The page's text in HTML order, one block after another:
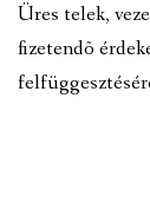
Üres telek,
fizetendõ